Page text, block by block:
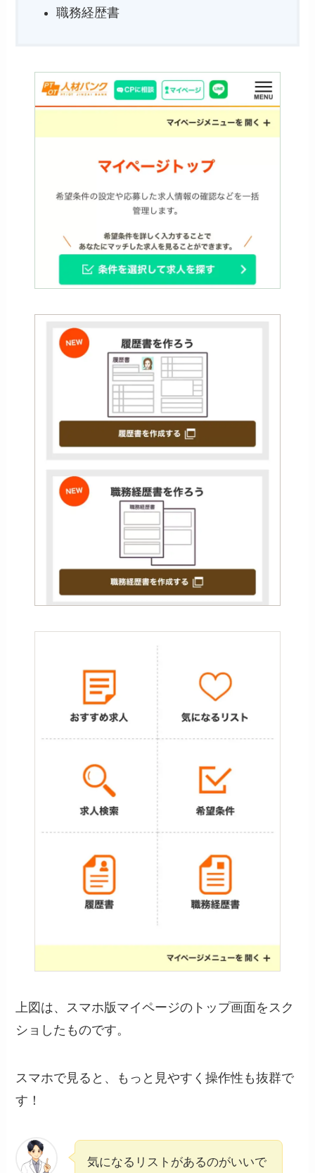
職務経歴書
上図は、スマホ版マイページのトップ画面をスク
ショしたものです。
スマホで見ると、もっと見やすく操作性も抜群で
す！
気になるリストがあるのがいいで